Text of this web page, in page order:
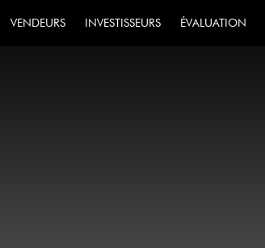
VENDEURS INVESTISSEURS ÉVALUATION